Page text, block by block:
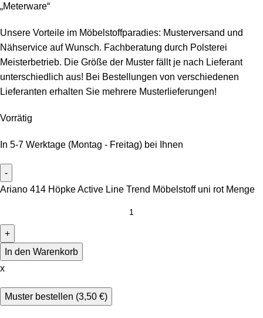
„Meterware“
Unsere Vorteile im Möbelstoffparadies: Musterversand und
Nähservice auf Wunsch. Fachberatung durch Polsterei
Meisterbetrieb. Die Größe der Muster fällt je nach Lieferant
unterschiedlich aus! Bei Bestellungen von verschiedenen
Lieferanten erhalten Sie mehrere Musterlieferungen!
Vorrätig
In 5-7 Werktage (Montag - Freitag) bei Ihnen
Ariano 414 Höpke Active Line Trend Möbelstoff uni rot Menge
In den Warenkorb
x
Muster bestellen (3,50 €)